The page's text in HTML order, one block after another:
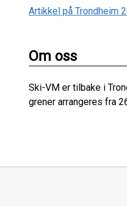
Artikkel på Trondheim
Om oss
Ski-VM er tilbake i
grener arrangeres fra